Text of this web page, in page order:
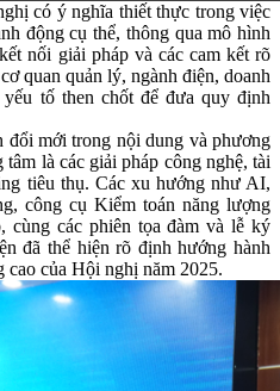
có ý nghĩa thiết thực trong việc
động cụ thể, thông qua mô hình
nối giải pháp và các cam kết rõ
quan quản lý, ngành điện, doanh
tố then chốt để đưa quy định
đổi mới trong nội dung và phương
là các giải pháp công nghệ, tài
tiêu thụ. Các xu hướng như AI,
công cụ Kiểm toán năng lượng
cùng các phiên tọa đàm và lễ ký
đã thể hiện rõ định hướng hành
cao của Hội nghị năm 2025.